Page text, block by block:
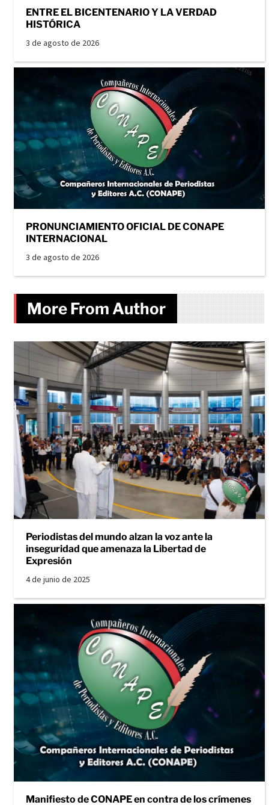
ENTRE EL BICENTENARIO Y LA VERDAD
HISTÓRICA
3 de agosto de 2026
PRONUNCIAMIENTO OFICIAL DE CONAPE
INTERNACIONAL
3 de agosto de 2026
More From Author
Periodistas del mundo alzan la voz ante la
inseguridad que amenaza la Libertad de
Expresión
4 de junio de 2025
Manifiesto de CONAPE en contra de los crímenes